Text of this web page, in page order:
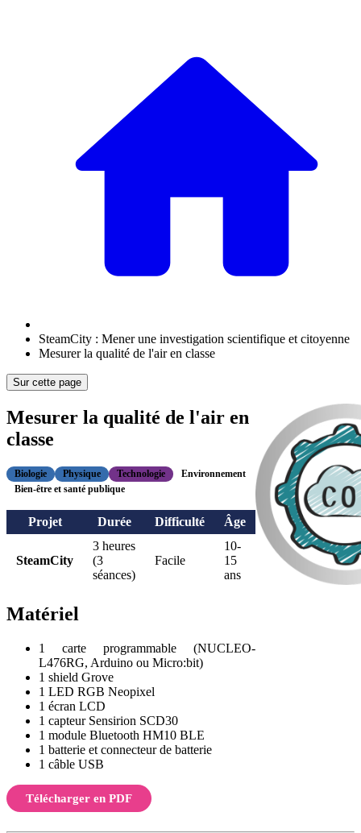
SteamCity : Mener une investigation scientifique et citoyenne
Mesurer la qualité de l'air en classe
Sur cette page
Mesurer la qualité de l'air en
classe
Biologie Physique Technologie
Environnement
Bien-être et santé publique
Projet Durée Difficulté Âge
SteamCity
3 heures
(3
séances)
Facile
10-
15
ans
Matériel
1 carte programmable (NUCLEO-
L476RG, Arduino ou Micro:bit)
1 shield Grove
1 LED RGB Neopixel
1 écran LCD
1 capteur Sensirion SCD30
1 module Bluetooth HM10 BLE
1 batterie et connecteur de batterie
1 câble USB
Télécharger en PDF